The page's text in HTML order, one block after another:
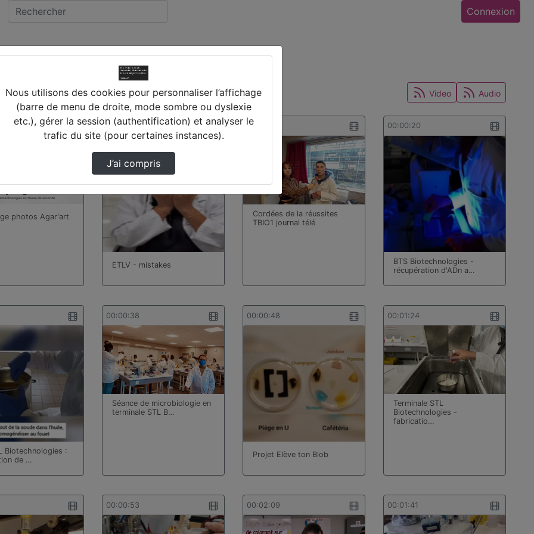
Connexion
trouvées Audio
Video
photos Agar'art
00:02:04
ETLV - mistakes
00:04:58
Cordées de la réussites
TBIO1 journal télé
00:00:20
BTS Biotechnologies -
récupération d'ADn a…
Biotechnologies :
de …
00:00:38
Séance de microbiologie en
terminale STL B…
00:00:48
Projet Elève ton Blob
00:01:24
Terminale STL
Biotechnologies -
fabricatio…
00:00:53 00:02:09 00:01:41
Nous utilisons des cookies pour personnaliser l’affichage
(barre de menu de droite, mode sombre ou dyslexie
etc.), gérer la session (authentification) et analyser le
trafic du site (pour certaines instances).
J’ai compris